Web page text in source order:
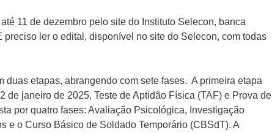
11 de dezembro pelo site do Instituto Selecon, banca
preciso ler o edital, disponível no site do Selecon, com todas
duas etapas, abrangendo com sete fases. A primeira etapa
de janeiro de 2025, Teste de Aptidão Física (TAF) e Prova de
por quatro fases: Avaliação Psicológica, Investigação
e o Curso Básico de Soldado Temporário (CBSdT). A